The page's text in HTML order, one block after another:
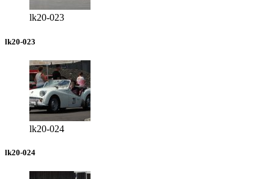
lk20-023
lk20-023
lk20-024
lk20-024